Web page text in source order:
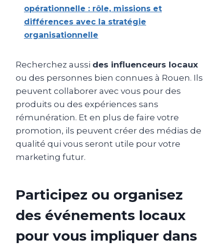
opérationnelle : rôle, missions et
différences avec la stratégie
organisationnelle
Recherchez aussi des influenceurs locaux
ou des personnes bien connues à Rouen. Ils
peuvent collaborer avec vous pour des
produits ou des expériences sans
rémunération. Et en plus de faire votre
promotion, ils peuvent créer des médias de
qualité qui vous seront utile pour votre
marketing futur.
Participez ou organisez
des événements locaux
pour vous impliquer dans